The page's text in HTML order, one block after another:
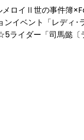
メロイⅡ世の事件簿
イベント「レディ･
ライダー「司馬懿〔